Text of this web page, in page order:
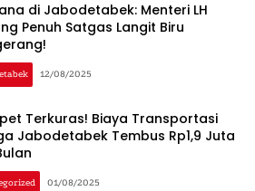
di Jabodetabek: Menteri LH
Penuh Satgas Langit Biru
12/08/2025
Terkuras! Biaya Transportasi
Jabodetabek Tembus Rp1,9 Juta
01/08/2025